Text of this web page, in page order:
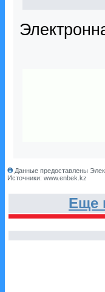
Данные предоставлены
Источники: www.enbek.kz
Еще